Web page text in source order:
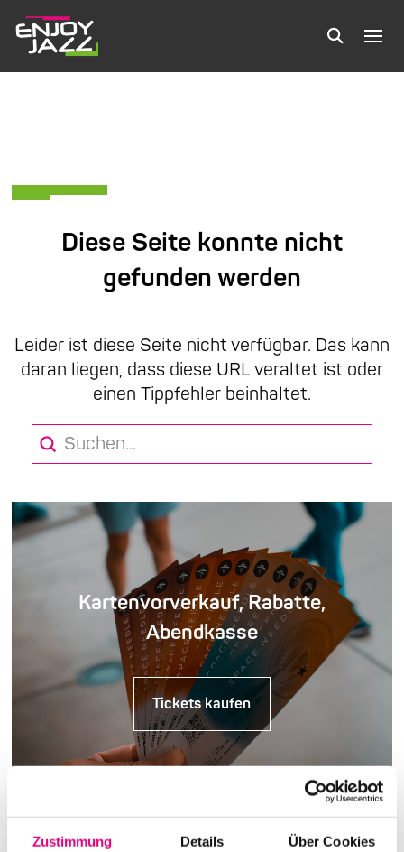
Zustimmung Details Über Cookies
Diese Seite konnte nicht
gefunden werden
Leider ist diese Seite nicht verfügbar. Das kann
daran liegen, dass diese URL veraltet ist oder
einen Tippfehler beinhaltet.
Search
Submit
Kartenvorverkauf, Rabatte,
Abendkasse
Tickets kaufen